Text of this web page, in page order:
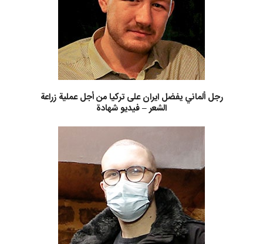
رجل ألماني يفضل ايران على تركيا من أجل عملية زراعة
الشعر – فيديو شهادة